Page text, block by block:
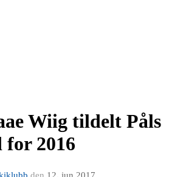
Wiig tildelt Påls
for 2016